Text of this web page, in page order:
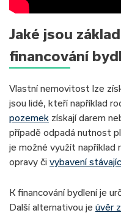
Jaké jsou
financování
Vlastní nemovitost lze
jsou lidé, kteří například
pozemek získají darem
případě odpadá nutnost
je možné využít například
opravy či vybavení
K financování bydlení je
Další alternativou je úvěr